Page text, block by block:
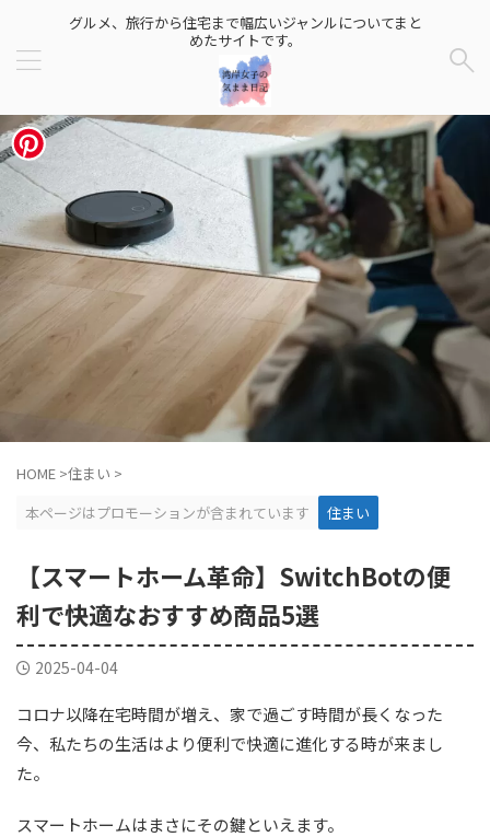
グルメ、旅行から住宅まで幅広いジャンルについてまと
めたサイトです。
HOME >住まい >
本ページはプロモーションが含まれています
住まい
【スマートホーム革命】SwitchBotの便
利で快適なおすすめ商品5選
2025-04-04
コロナ以降在宅時間が増え、家で過ごす時間が長くなった
今、私たちの生活はより便利で快適に進化する時が来まし
た。
スマートホームはまさにその鍵といえます。